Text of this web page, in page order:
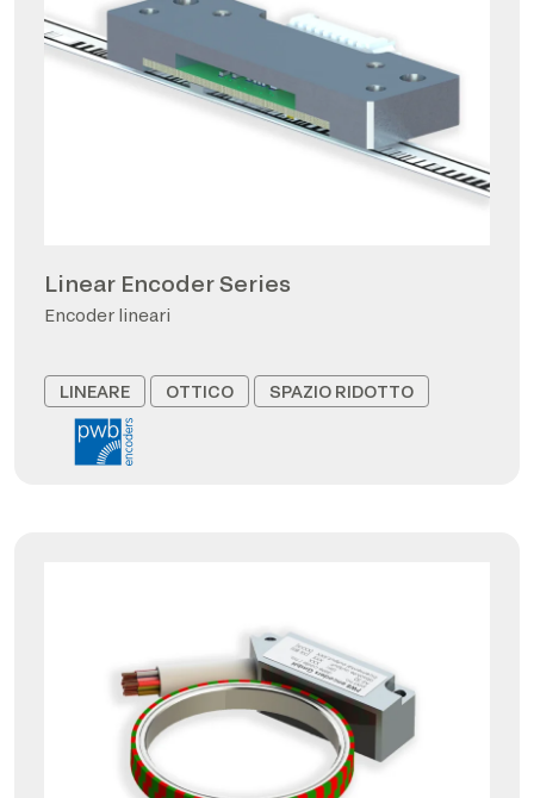
Linear Encoder Series
Encoder lineari
LINEARE OTTICO SPAZIO RIDOTTO